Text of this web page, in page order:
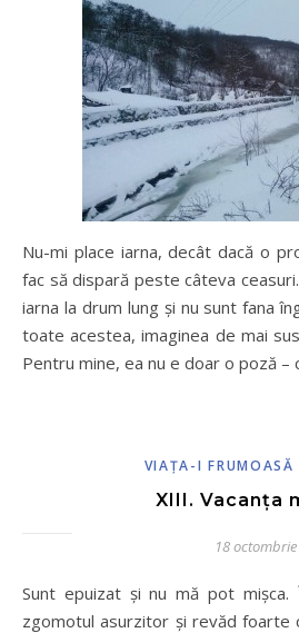
Nu-mi place iarna, decât dacă o
fac să dispară peste câteva
iarna la drum lung și nu sunt fana
toate acestea, imaginea de mai
Pentru mine, ea nu e doar o poză –
VIAȚA-I FRUMOASĂ
XIII. Vacanța
18
Sunt epuizat și nu mă pot mișca. În urechi persistă încă
zgomotul asurzitor și revăd foarte